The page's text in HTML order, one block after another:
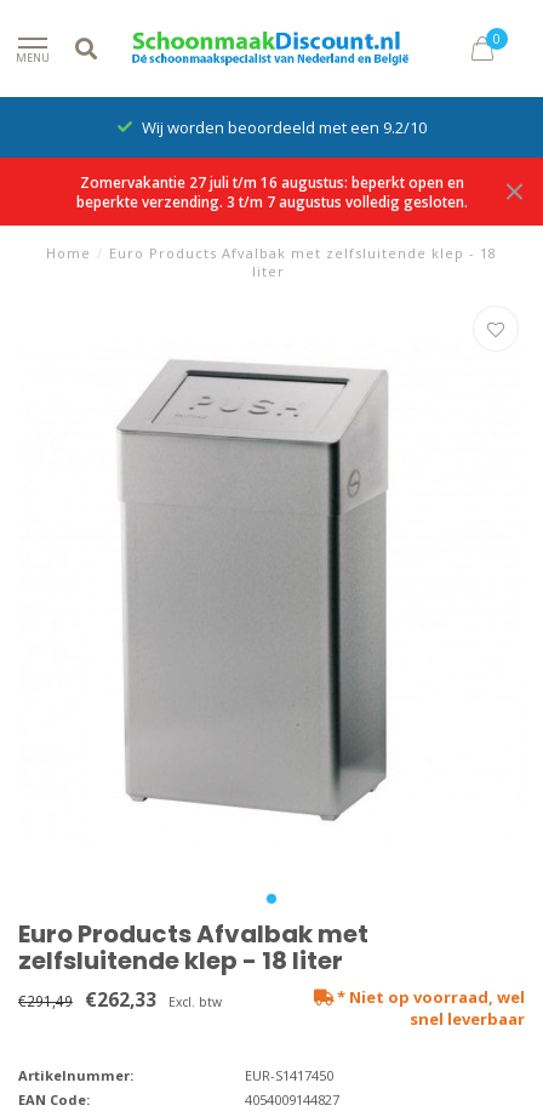
MENU
0
Wij worden beoordeeld met een 9.2/10
Zomervakantie 27 juli t/m 16 augustus: beperkt open en
beperkte verzending. 3 t/m 7 augustus volledig gesloten.
Home / Euro Products Afvalbak met zelfsluitende klep - 18
liter
Euro Products Afvalbak met
zelfsluitende klep - 18 liter
€291,49 €262,33 Excl. btw
* Niet op voorraad, wel
snel leverbaar
Artikelnummer:
EUR-S1417450
EAN Code:
4054009144827